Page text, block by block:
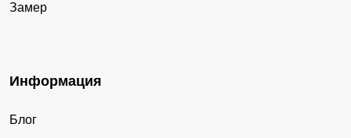
Замер
Информация
Блог